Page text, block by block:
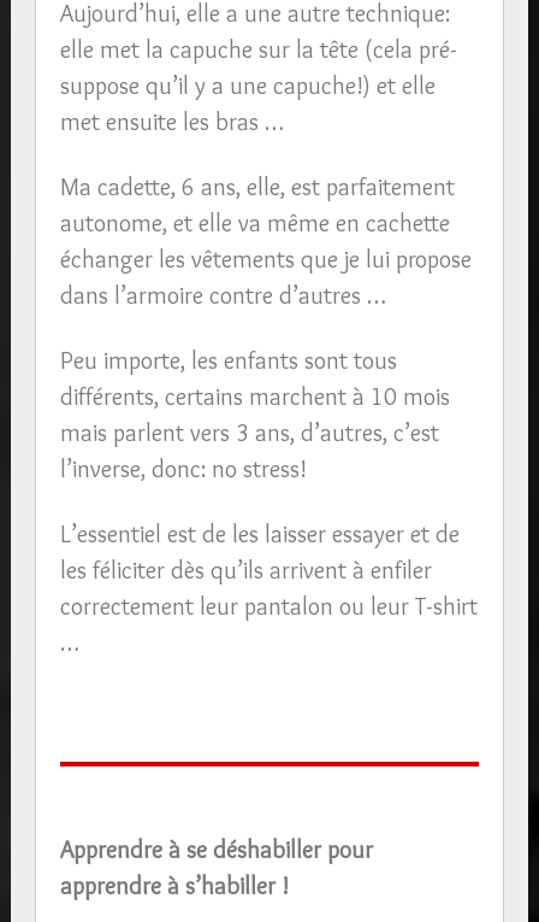
Aujourd’hui, elle a une autre technique:
elle met la capuche sur la tête (cela pré-
suppose qu’il y a une capuche!) et elle
met ensuite les bras …
Ma cadette, 6 ans, elle, est parfaitement
autonome, et elle va même en cachette
échanger les vêtements que je lui propose
dans l’armoire contre d’autres …
Peu importe, les enfants sont tous
différents, certains marchent à 10 mois
mais parlent vers 3 ans, d’autres, c’est
l’inverse, donc: no stress!
L’essentiel est de les laisser essayer et de
les féliciter dès qu’ils arrivent à enfiler
correctement leur pantalon ou leur T-shirt
…
Apprendre à se déshabiller pour
apprendre à s’habiller !